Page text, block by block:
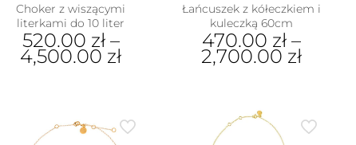
Choker z wiszącymi
literkami do 10 liter
520.00 zł–
4,500.00 zł
wiele
wariantów.
Łańcuszek z kółeczkiem i
kuleczką 60cm
470.00 zł –
2,700.00 zł
ma
wiele
wariantów.